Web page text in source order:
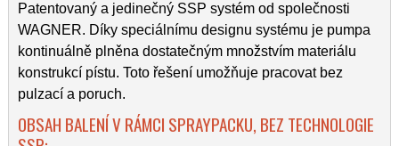
Patentovaný a jedinečný SSP systém od společnosti
WAGNER. Díky speciálnímu designu systému je pumpa
kontinuálně plněna dostatečným množstvím materiálu
konstrukcí pístu. Toto řešení umožňuje pracovat bez
pulzací a poruch.
OBSAH BALENÍ V RÁMCI SPRAYPACKU, BEZ TECHNOLOGIE